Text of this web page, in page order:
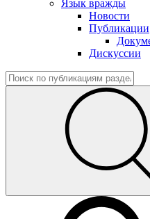
Язык вражды
Новости
Публикации
Дискуссии